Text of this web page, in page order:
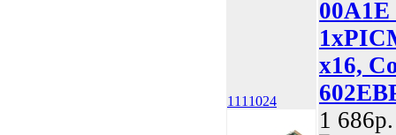
1111024
00A1E
x16,
1 686p.